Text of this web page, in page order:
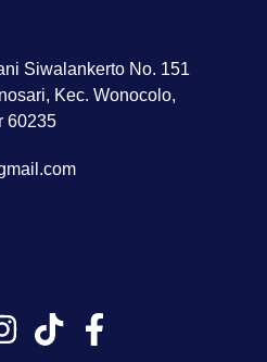
Siwalankerto No. 151
Kec. Wonocolo,
60235